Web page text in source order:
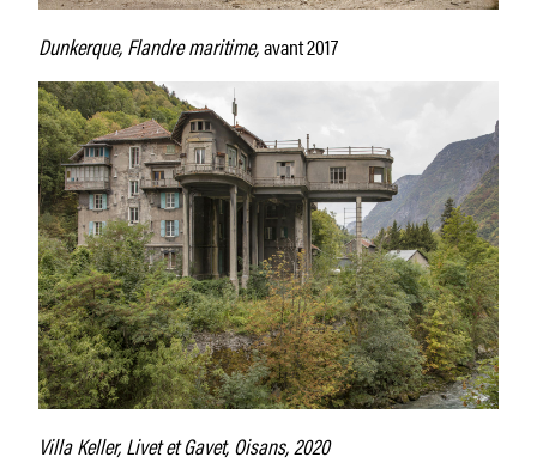
Dunkerque, Flandre maritime,avant 2017
Villa Keller, Livet et Gavet, Oisans, 2020